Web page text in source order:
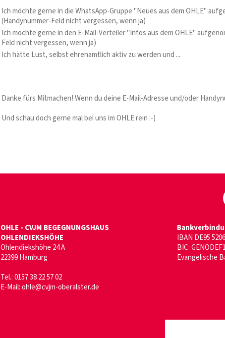
Ich möchte gerne in die WhatsApp-Gruppe "Neues aus dem OHLE"
(Handynummer-Feld nicht vergessen, wenn ja)
Ich möchte gerne in den E-Mail-Verteiler "Infos aus dem OHLE"
Feld nicht vergessen, wenn ja)
Ich hätte Lust, selbst ehrenamtlich aktiv zu werden und ...
Danke fürs Mitmachen! Wenn du deine E-Mail-Adresse und/oder
Und schau doch gerne mal bei uns im OHLE rein :-)
OHLE - CVJM BEGEGNUNGSHAUS
OHLENDIEKSHÖHE
Ohlendiekshöhe 24 A
22399 Hamburg
Tel.: 0157 38 22 57 02
E-Mail: ohle@cvjm-oberalster.de
IBAN DE95
BIC:
Evangelische